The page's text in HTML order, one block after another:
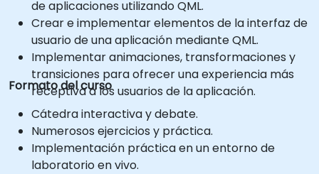
de aplicaciones utilizando QML.
Crear e implementar elementos de la interfaz de
usuario de una aplicación mediante QML.
Implementar animaciones, transformaciones y
transiciones para ofrecer una experiencia más
receptiva a los usuarios de la aplicación.
Formato del curso
Cátedra interactiva y debate.
Numerosos ejercicios y práctica.
Implementación práctica en un entorno de
laboratorio en vivo.